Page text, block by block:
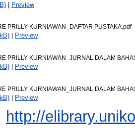
| Preview
PRILLY KURNIAWAN_DAFTAR PUSTAKA.pdf-
|
Preview
PRILLY KURNIAWAN_JURNAL DALAM
|
Preview
PRILLY KURNIAWAN_JURNAL DALAM
| Preview
http://